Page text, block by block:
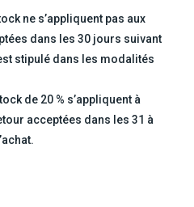
ne s’appliquent pas aux
dans les 30 jours suivant
stipulé dans les modalités
de 20 % s’appliquent à
acceptées dans les 31 à